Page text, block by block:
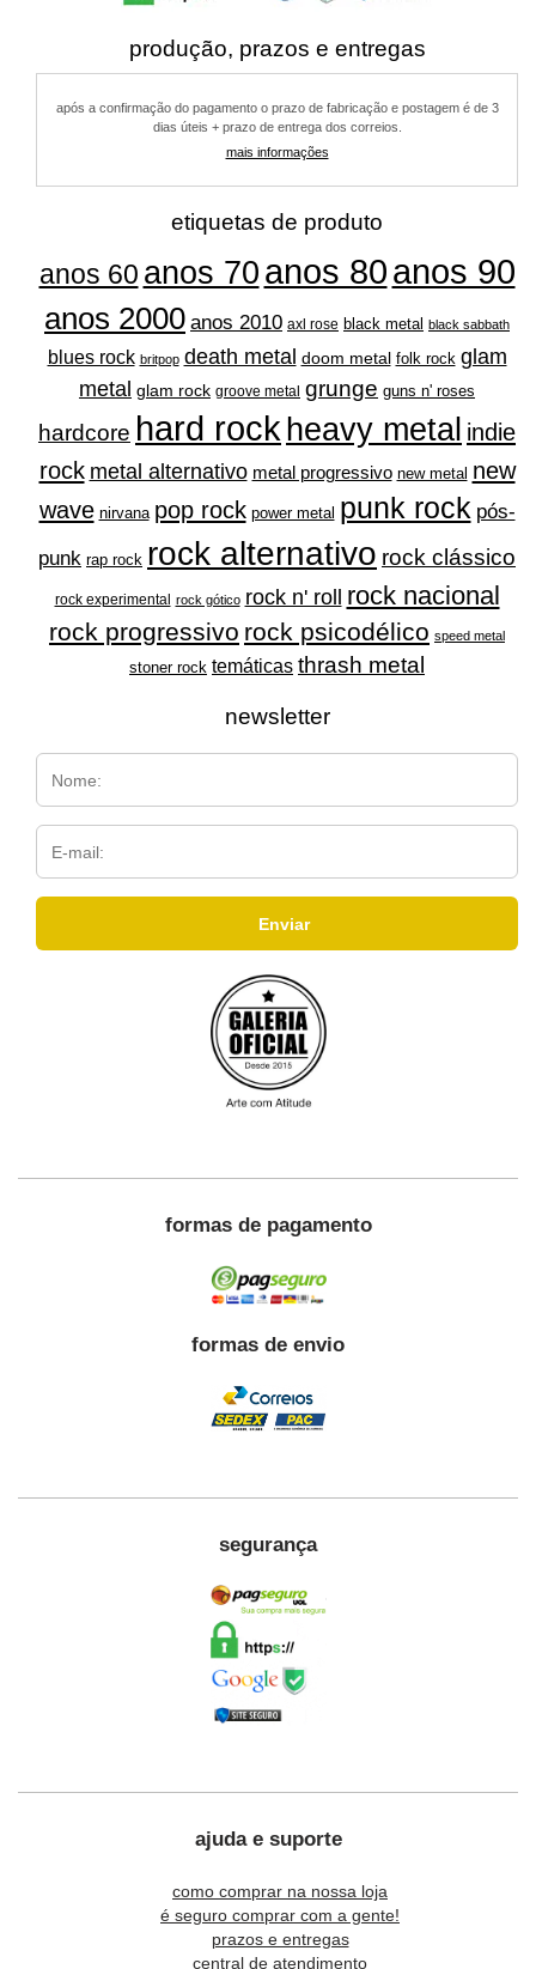
produção, prazos e entregas
após a confirmação do pagamento o prazo de fabricação e postagem é de 3
dias úteis + prazo de entrega dos correios.
mais informações
etiquetas de produto
anos 60 anos 70 anos 80anos 90
anos 2000 anos 2010 axl rose black metal black sabbath
blues rock britpop death metal doom metal folk rock glam
metal glam rock groove metal grunge guns n' roses
hardcore hard rock heavy metal indie
rock metal alternativo metal progressivo new metal new
wave nirvana pop rock power metal punk rock pós-
punk rap rock rock alternativo rock clássico
rock experimental rock gótico rock n' roll rock nacional
rock progressivo rock psicodélico speed metal
stoner rock temáticas thrash metal
newsletter
formas de pagamento
formas de envio
segurança
ajuda e suporte
como comprar na nossa loja
é seguro comprar com a gente!
prazos e entregas
central de atendimento